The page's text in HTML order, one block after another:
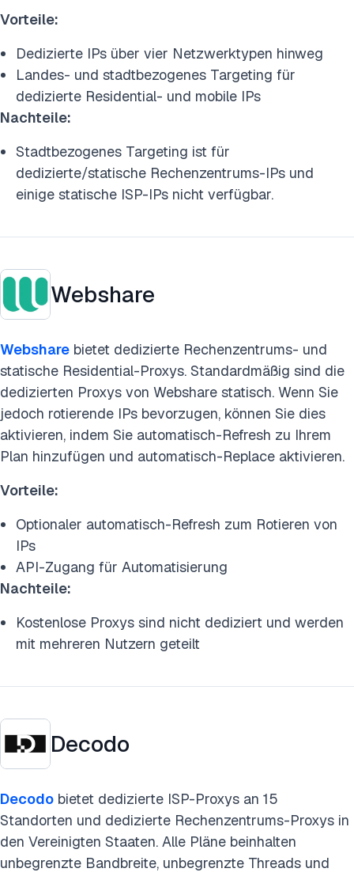
Vorteile:
Dedizierte IPs über vier Netzwerktypen hinweg
Landes- und stadtbezogenes Targeting für
dedizierte Residential- und mobile IPs
Nachteile:
Stadtbezogenes Targeting ist für
dedizierte/statische Rechenzentrums-IPs und
einige statische ISP-IPs nicht verfügbar.
Webshare
Webshare bietet dedizierte Rechenzentrums- und
statische Residential-Proxys. Standardmäßig sind die
dedizierten Proxys von Webshare statisch. Wenn Sie
jedoch rotierende IPs bevorzugen, können Sie dies
aktivieren, indem Sie automatisch-Refresh zu Ihrem
Plan hinzufügen und automatisch-Replace aktivieren.
Vorteile:
Optionaler automatisch-Refresh zum Rotieren von
IPs
API-Zugang für Automatisierung
Nachteile:
Kostenlose Proxys sind nicht dediziert und werden
mit mehreren Nutzern geteilt
Decodo
Decodo bietet dedizierte ISP-Proxys an 15
Standorten und dedizierte Rechenzentrums-Proxys in
den Vereinigten Staaten. Alle Pläne beinhalten
unbegrenzte Bandbreite, unbegrenzte Threads und